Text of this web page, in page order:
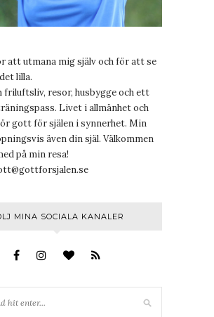
att utmana mig själv och för att se
lilla.
friluftsliv, resor, husbygge och ett
Livet i allmänhet och
gott för själen i synnerhet. Min
även din själ. Välkommen
på min resa!
MINA SOCIALA KANALER